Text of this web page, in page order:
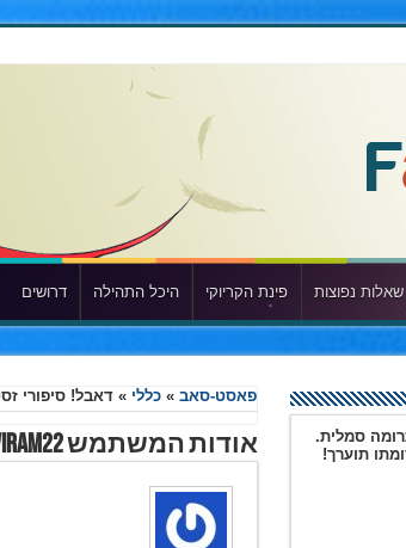
שאלות נפוצות פינת הקריוקי היכל התהילה דרושים
פאסט-סאב »כללי »דאבל! סיפורי
אודות המשתמש Aviram22
סמלית.
תוערך!